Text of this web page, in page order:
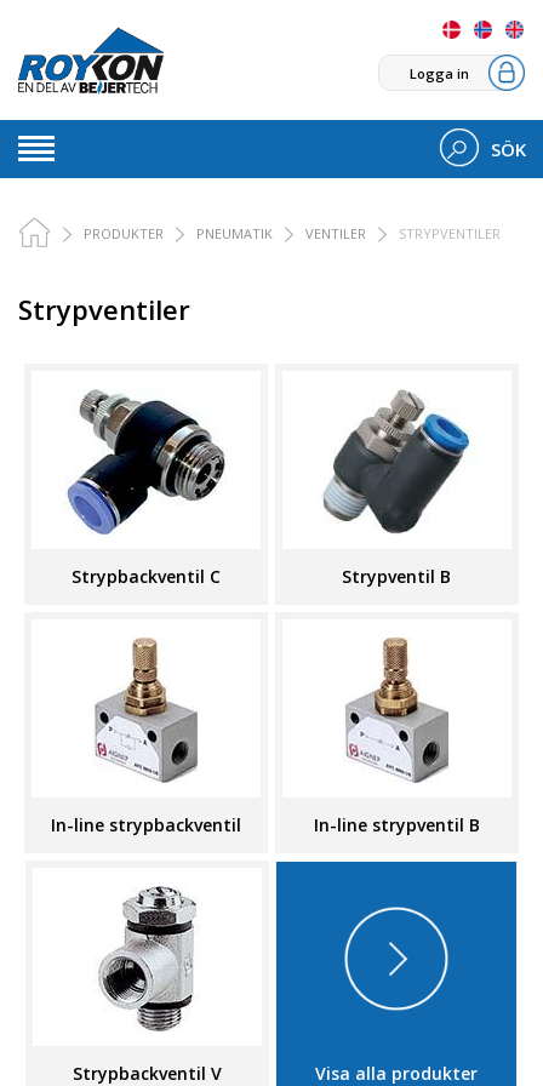
Logga in
SÖK
PRODUKTER PNEUMATIK VENTILER STRYPVENTILER
Strypventiler
Strypbackventil C Strypventil B
In-line strypbackventil In-line strypventil B
Strypbackventil V Visa alla produkter